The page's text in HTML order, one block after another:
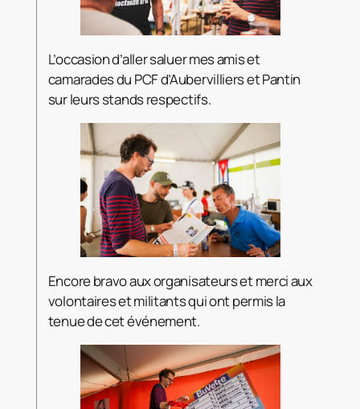
L’occasion d’aller saluer mes amis et
camarades du PCF d’Aubervilliers et Pantin
sur leurs stands respectifs.
Encore bravo aux organisateurs et merci aux
volontaires et militants qui ont permis la
tenue de cet événement.